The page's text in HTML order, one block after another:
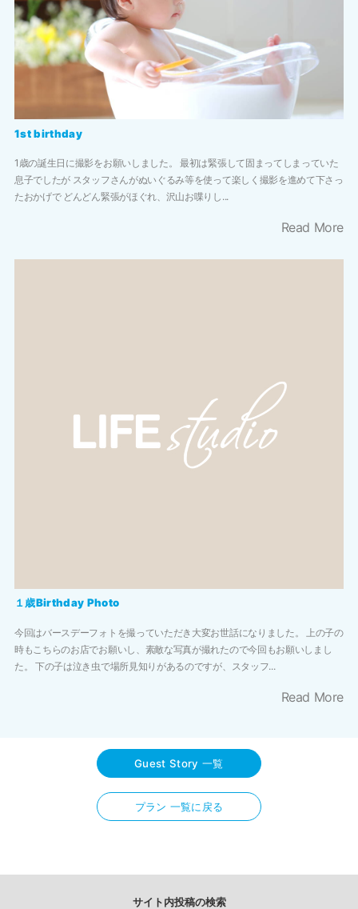
1st birthday
1歳の誕生日に撮影をお願いしました。 最初は緊張して固まってしまっていた
息子でしたが スタッフさんがぬいぐるみ等を使って楽しく撮影を進めて下さっ
たおかげで どんどん緊張がほぐれ、沢山お喋りし...
Read More
１歳Birthday Photo
今回はバースデーフォトを撮っていただき大変お世話になりました。 上の子の
時もこちらのお店でお願いし、素敵な写真が撮れたので今回もお願いしまし
た。 下の子は泣き虫で場所見知りがあるのですが、スタッフ...
Read More
Guest Story 一覧
プラン 一覧に戻る
サイト内投稿の検索